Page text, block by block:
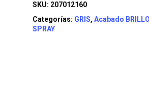
SKU: 207012160
Categorías: GRIS, Acabado BRILLO
SPRAY